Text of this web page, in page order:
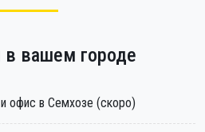
вашем городе
офис в Семхозе (скоро)